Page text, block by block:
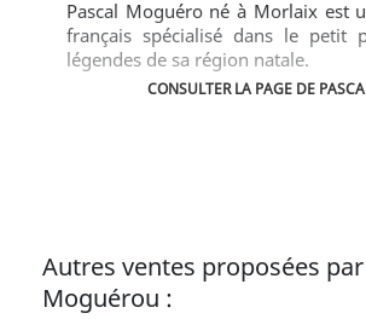
Pascal Moguéro né à Morlaix est
français spécialisé dans le petit
légendes de sa région natale.
CONSULTER LA PAGE DE
Autres ventes proposées par
Moguérou :